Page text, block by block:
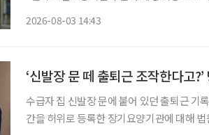
2026-08-03 14:43
‘신발장 문 떼 출퇴근 조작한다고
수급자 집 신발장 문에 붙어 있던 출퇴근 기
간을 허위로 등록한 장기요양기관에 대해